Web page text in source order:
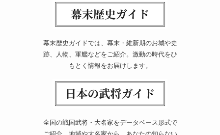
幕末歴史ガイドでは、幕末・維新期のお城や史
跡、人物、軍艦などをご紹介。激動の時代をひ
もとく情報をお届けします。
全国の戦国武将・大名家をデータベース形式で